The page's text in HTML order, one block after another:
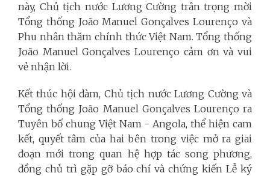
này, Chủ tịch nước Lương Cường trân trọng mời
Tổng thống João Manuel Gonçalves Lourenço và
Phu nhân thăm chính thức Việt Nam. Tổng thống
João Manuel Gonçalves Lourenço cảm ơn và vui
vẻ nhận lời.
Kết thúc hội đàm, Chủ tịch nước Lương Cường và
Tổng thống João Manuel Gonçalves Lourenço ra
Tuyên bố chung Việt Nam - Angola, thể hiện cam
kết, quyết tâm của hai bên trong việc mở ra giai
đoạn mới trong quan hệ hợp tác song phương,
đồng chủ trì gặp gỡ báo chí và chứng kiến Lễ ký